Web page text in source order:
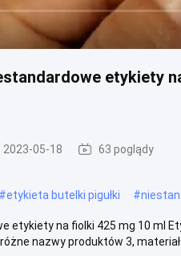
etykiety
2023-05-18 63 poglądy
#etykieta butelki pigułki #
etykiety na fiolki 425 mg 10 ml
nazwy produktów 3, materiał: